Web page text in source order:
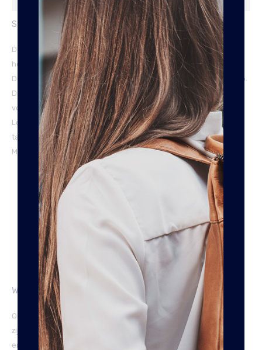
SUEDE LEREN RIEM HOUSTON
De Houston riem van Frankies is gemaakt van 100% suède leer en
heeft een hoge kwaliteit.
De riem heeft een breedte van 3,5 cm en een nette zilveren gesp.
Dankzij de opvulling van gevoerd leer, heeft de riem een bolling
voor een luxe uitstraling.
Leverbaar in 6 kleuren: zwart, donkerbruin, middenbruin, cognac,
taupe en donkerblauw
Maak jouw pantalon af met deze nette riem.
100% Topkwaliteit runderleder.
Merk: Frankies leermeneer.
Kleur: zwart, donkerbruin, middenbruin, cognac, taupe, en
donkerblauw.
Breedte van de riem: 3,5 cm.
Nette gesp, uiteraard nikkelvrij.
Leverbaar van 95 tot en met maat 120cm taille breedte.
WAT IS MIJN RIEMMAAT?
Omdat we bij Frankies weten dat de juiste maat bepalen lastig kan
zijn hebben we een schema opgesteld met de maten voor dames
en heren riemen. Met behulp van het onderstaand schema zou je